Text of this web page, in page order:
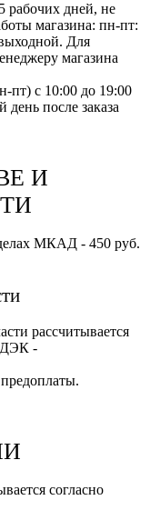
рабочих дней, не
магазина: пн-пт:
Для
магазина
пт) с 10:00 до 19:00
после заказа
И
МКАД - 450 руб.
рассчитывается
-
согласно